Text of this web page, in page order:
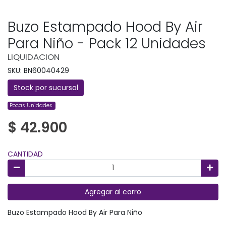
Buzo Estampado Hood By Air
Para Niño - Pack 12 Unidades
LIQUIDACION
SKU: BN60040429
Stock por sucursal
Pocas Unidades.
$ 42.900
CANTIDAD
Agregar al carro
Buzo Estampado Hood By Air Para Niño